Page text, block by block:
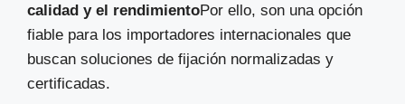
calidad y el rendimientoPor ello, son una opción
fiable para los importadores internacionales que
buscan soluciones de fijación normalizadas y
certificadas.